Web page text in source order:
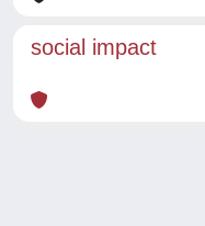
social impact